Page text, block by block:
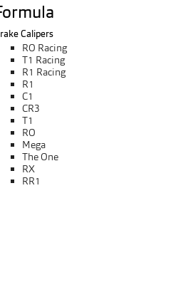
Calipers
RO Racing
T1 Racing
R1 Racing
R1
C1
CR3
T1
RO
Mega
The One
RX
RR1